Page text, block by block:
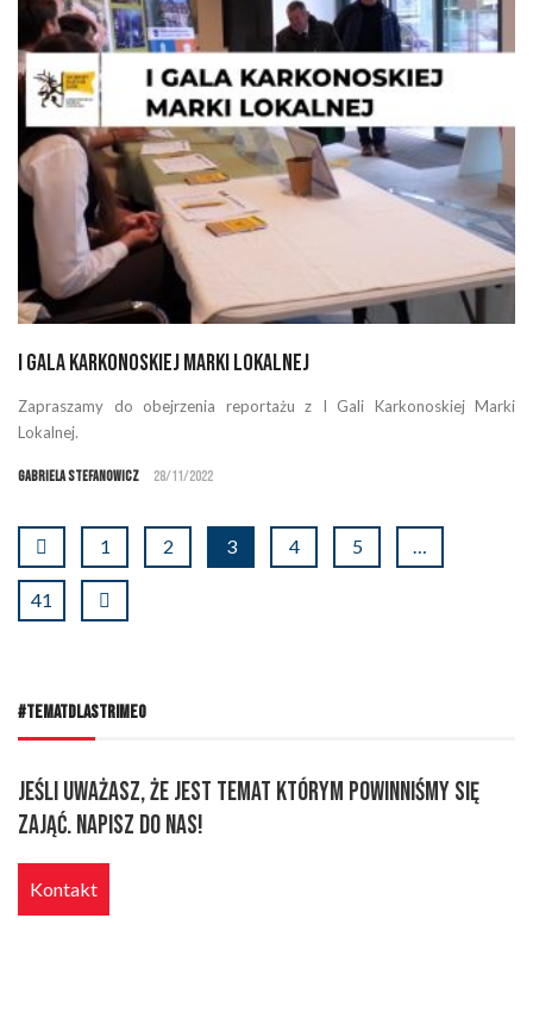
I Gala Karkonoskiej Marki Lokalnej
Zapraszamy do obejrzenia reportażu z I Gali Karkonoskiej Marki
Lokalnej.
Gabriela Stefanowicz 28/11/2022
1 2 3 4 5 …
41
#TEMATDLASTRIMEO
Jeśli uważasz, że jest temat którym powinniśmy się
zająć. Napisz do nas!
Kontakt